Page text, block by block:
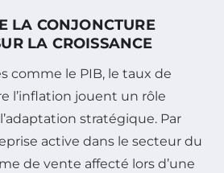
LA CONJONCTURE
LA CROISSANCE
comme le PIB, le taux de
l’inflation jouent un rôle
stratégique. Par
active dans le secteur du
de vente affecté lors d’une